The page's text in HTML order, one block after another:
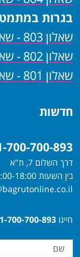
בגרות במתמטיקה -
שאלון 803 - שאלון 382
שאלון 802 - שאלון 381
שאלון 801 - שאלון 182
חדשות
700-700-893
דרך השלום 7, ת"א
בין השעות 10:00-18:00
חייגו 1-700-700-893